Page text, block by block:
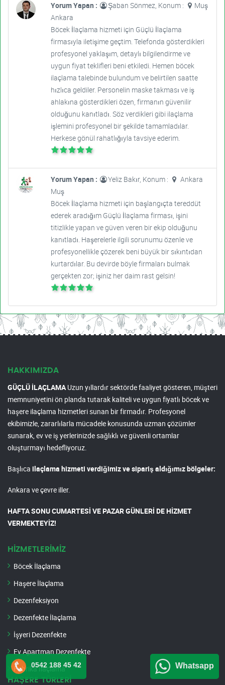
Yorum Yapan : Şaban Sönmez, Konum :
Muş
Ankara
Böcek İlaçlama hizmeti için Güçlü İlaçlama
firmasıyla iletişime geçtim. Telefonda gösterdikleri
profesyonel yaklaşım, detaylı bilgilendirme ve
uygun fiyat teklifleri beni etkiledi. Hemen böcek
ilaçlama talebinde bulundum ve belirtilen saatte
hızlıca geldiler. Personelin maske takması ve iş
ahlakına gösterdikleri özen, firmanın güvenilir
olduğunu kanıtladı. Söz verdikleri gibi ilaçlama
işlemini profesyonel bir şekilde tamamladılar.
Herkese gönül rahatlığıyla tavsiye ederim.
Yorum Yapan : Yeliz Bakır, Konum :
Ankara
Muş
Böcek İlaçlama hizmeti için başlangıçta tereddüt
ederek aradığım Güçlü İlaçlama firması, işini
titizlikle yapan ve güven veren bir ekip olduğunu
kanıtladı. Haşerelerle ilgili sorunumu özenle ve
profesyonellikle çözerek beni büyük bir sıkıntıdan
kurtardılar. Bu devirde böyle firmaları bulmak
gerçekten zor; işiniz her daim rast gelsin!
HAKKIMIZDA
GÜÇLÜ İLAÇLAMAUzun yıllardır sektörde faaliyet gösteren, müşteri
memnuniyetini ön planda tutarak kaliteli ve uygun fiyatlı böcek ve
haşere ilaçlama hizmetleri sunan bir firmadır. Profesyonel
ekibimizle, zararlılarla mücadele konusunda uzman çözümler
sunarak, ev ve iş yerlerinizde sağlıklı ve güvenli ortamlar
oluşturmayı hedefliyoruz.
Başlıca ilaçlama hizmeti verdiğimiz ve sipariş aldığımız bölgeler:
Ankara ve çevre iller.
HAFTA SONU CUMARTESİ VE PAZAR GÜNLERİ DE HİZMET
VERMEKTEYİZ!
HİZMETLERİMİZ
Böcek İlaçlama
Haşere İlaçlama
Dezenfeksiyon
Dezenfekte İlaçlama
İşyeri Dezenfekte
Ev Apartman Dezenfekte
Fabrika İlaçlama
HAŞERE TÜRLERİ
0542 188 45 42 Whatsapp